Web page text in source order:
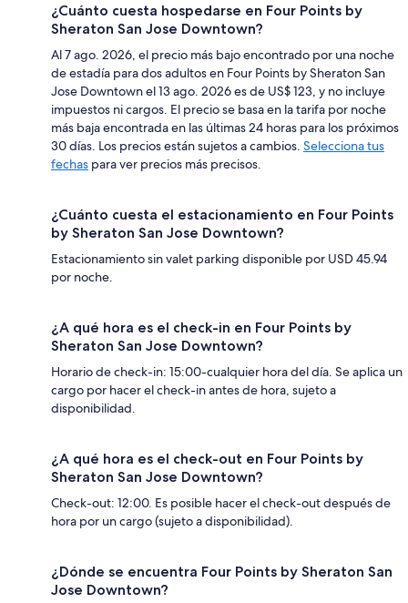
¿Cuánto cuesta hospedarse en Four Points by
Sheraton San Jose Downtown?
Al 7 ago. 2026, el precio más bajo encontrado por una noche
de estadía para dos adultos en Four Points by Sheraton San
Jose Downtown el 13 ago. 2026 es de US$ 123, y no incluye
impuestos ni cargos. El precio se basa en la tarifa por noche
más baja encontrada en las últimas 24 horas para los próximos
30 días. Los precios están sujetos a cambios. Selecciona tus
fechas para ver precios más precisos.
¿Cuánto cuesta el estacionamiento en Four Points
by Sheraton San Jose Downtown?
Estacionamiento sin valet parking disponible por USD 45.94
por noche.
¿A qué hora es el check-in en Four Points by
Sheraton San Jose Downtown?
Horario de check-in: 15:00-cualquier hora del día. Se aplica un
cargo por hacer el check-in antes de hora, sujeto a
disponibilidad.
¿A qué hora es el check-out en Four Points by
Sheraton San Jose Downtown?
Check-out: 12:00. Es posible hacer el check-out después de
hora por un cargo (sujeto a disponibilidad).
¿Dónde se encuentra Four Points by Sheraton San
Jose Downtown?